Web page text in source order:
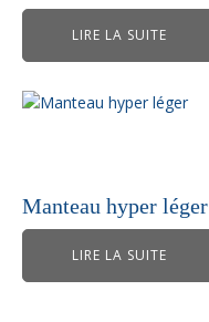
LIRE LA SUITE
Manteau hyper léger
LIRE LA SUITE